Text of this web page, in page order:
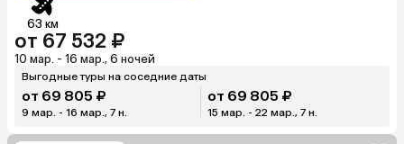
63 км
от 67 532 ₽
10 мар. - 16 мар., 6 ночей
Выгодные туры на соседние даты
от 69 805 ₽
9 мар. - 16 мар., 7 н.
от 69 805 ₽
15 мар. - 22 мар., 7 н.